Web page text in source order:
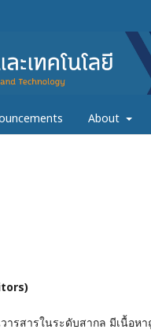
About
ารในระดับสากล มีเนื้อหา